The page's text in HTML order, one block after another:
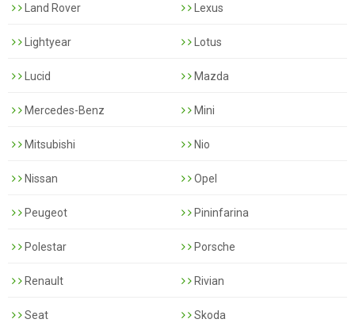
Land Rover Lexus
Lightyear Lotus
Lucid Mazda
Mercedes-Benz Mini
Mitsubishi Nio
Nissan Opel
Peugeot Pininfarina
Polestar Porsche
Renault Rivian
Seat Skoda